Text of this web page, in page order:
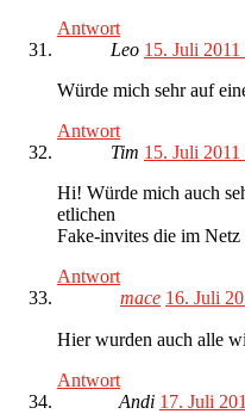
Antwort
Leo 15. Juli
Würde mich sehr auf
Antwort
Tim 15. Juli
Hi! Würde mich auch
etlichen
Fake-invites die im
Antwort
mace 16. Juli
Hier wurden auch alle
Antwort
Andi 17. Juli